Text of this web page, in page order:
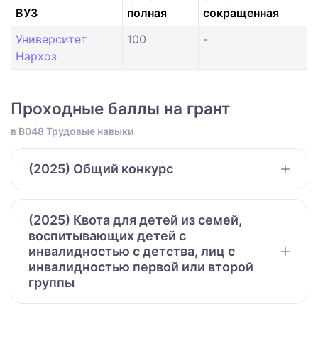
ВУЗ
полная
сокращенная
Университет
Нархоз
100 -
Проходные баллы на грант
в B048 Трудовые навыки
(2025) Общий конкурс
(2025) Квота для детей из семей,
воспитывающих детей с
инвалидностью с детства, лиц с
инвалидностью первой или второй
группы